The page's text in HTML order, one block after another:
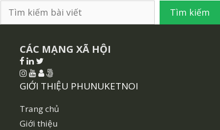
Tìm
kiếm
Tìm kiếm
CÁC MẠNG XÃ HỘI
GIỚI THIỆU PHUNUKETNOI
Trang chủ
Giới thiệu